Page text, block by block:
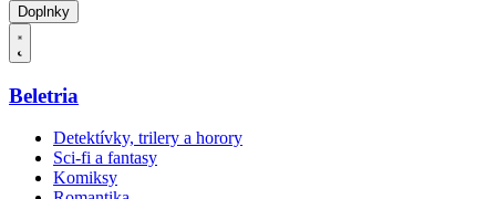
Doplnky
Beletria
Detektívky, trilery a horory
Sci-fi a fantasy
Komiksy